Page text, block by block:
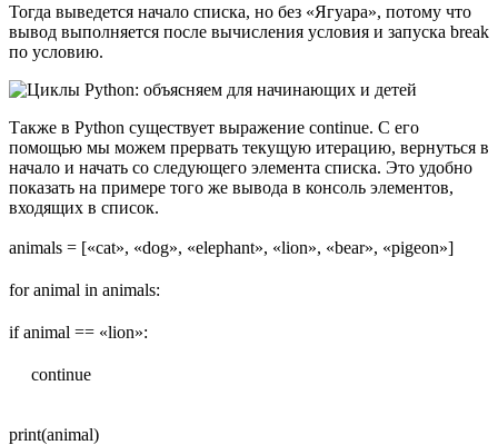
Тогда выведется начало списка, но без «Ягуара», потому что
вывод выполняется после вычисления условия и запуска break
по условию.
Также в Python существует выражение continue. С его
помощью мы можем прервать текущую итерацию, вернуться в
начало и начать со следующего элемента списка. Это удобно
показать на примере того же вывода в консоль элементов,
входящих в список.
animals = [«cat», «dog», «elephant», «lion», «bear», «pigeon»]
for animal in animals:
if animal == «lion»:
continue
print(animal)